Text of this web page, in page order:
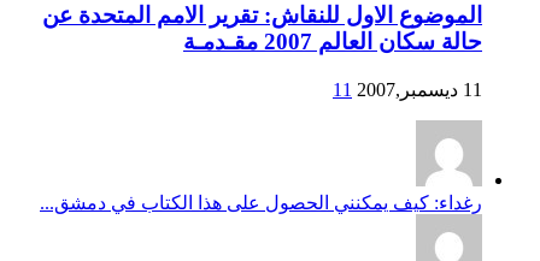
الموضوع الاول للنقاش: تقرير الامم المتحدة عن
حالة سكان العالم 2007 مقـدمـة
11 ديسمبر,2007 11
رغداء: كيف يمكنني الحصول على هذا الكتاب في دمشق...